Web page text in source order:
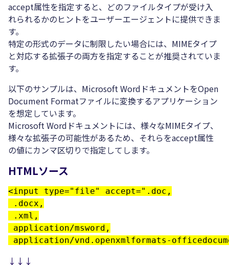
accept属性を指定すると、どのファイルタイプが受け入
れられるかのヒントをユーザーエージェントに提供できま
す。
特定の形式のデータに制限したい場合には、MIMEタイプ
と対応する拡張子の両方を指定することが推奨されていま
す。
以下のサンプルは、Microsoft WordドキュメントをOpen
Document Formatファイルに変換するアプリケーション
を想定しています。
Microsoft Wordドキュメントには、様々なMIMEタイプ、
様々な拡張子の可能性があるため、それらをaccept属性
の値にカンマ区切りで指定してします。
HTMLソース
<input type="file" accept=".doc,
.docx,
.xml,
application/msword,
application/vnd.openxmlformats-
↓↓↓